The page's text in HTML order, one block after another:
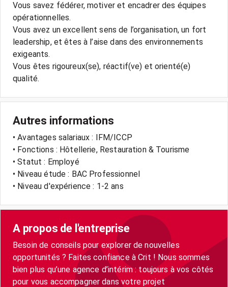
Vous savez fédérer, motiver et encadrer des équipes
opérationnelles.
Vous avez un excellent sens de l’organisation, un fort
leadership, et êtes à l’aise dans des environnements
exigeants.
Vous êtes rigoureux(se), réactif(ve) et orienté(e)
qualité.
Autres informations
• Avantages salariaux : IFM/ICCP
• Fonctions : Hôtellerie, Restauration & Tourisme
• Statut : Employé
• Niveau étude : BAC Professionnel
• Niveau d'expérience : 1-2 ans
A propos de l'entreprise
Besoin de conseils pour explorer de nouvelles
opportunités ? Faites confiance à Crit ! Nous sommes
bien plus qu’une agence d’intérim : toujours à vos côtés
pour vous accompagner dans votre projet